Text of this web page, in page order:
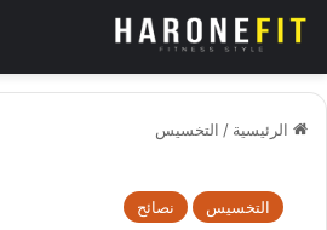
الرئيسية / التخسيس
التخسيس نصائح